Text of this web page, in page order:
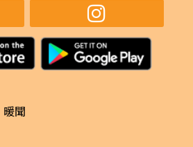
暖聞